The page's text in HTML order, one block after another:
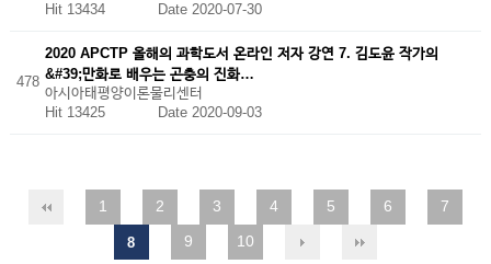
Hit 13434
Date 2020-07-30
478
2020 APCTP 올해의 과학도서 온라인 저자 강연 7. 김도윤 작가의
&#39;만화로 배우는 곤충의 진화…
아시아태평양이론물리센터
Hit 13425
Date 2020-09-03
1 2 3 4 5 6 7
8 9 10